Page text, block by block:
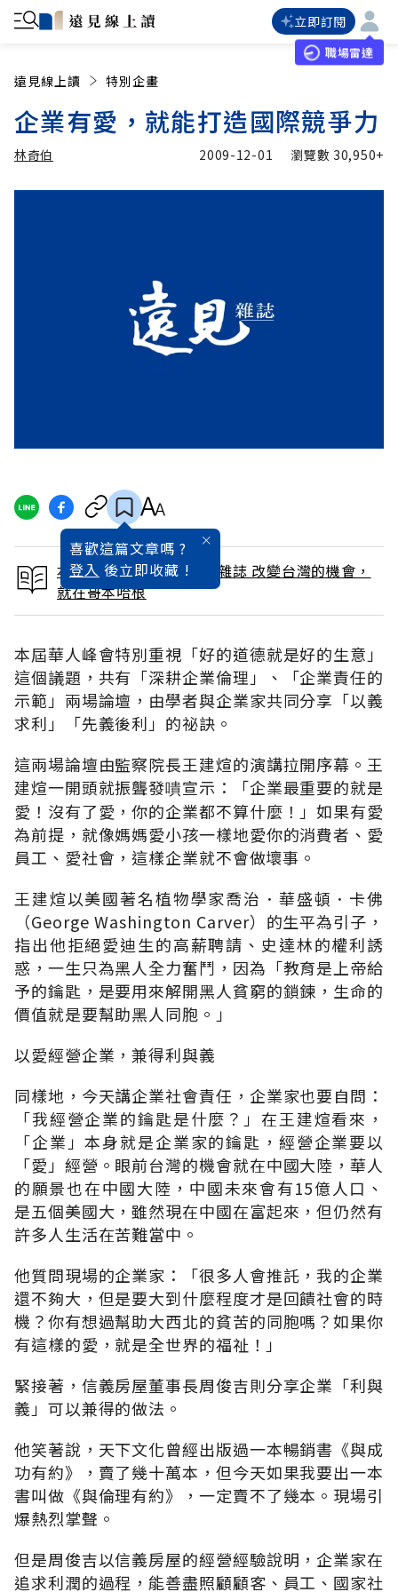
立即訂閱
職場雷達
遠見線上讀 特別企畫
企業有愛，就能打造國際競爭力
林奇伯 2009-12-01 瀏覽數 30,950+
喜歡這篇文章嗎 ?
登入 後立即收藏 !
本文出自 2009 / 12月號雜誌 改變台灣的機會，
就在哥本哈根
本屆華人峰會特別重視「好的道德就是好的生意」
這個議題，共有「深耕企業倫理」、「企業責任的
示範」兩場論壇，由學者與企業家共同分享「以義
求利」「先義後利」的祕訣。
這兩場論壇由監察院長王建煊的演講拉開序幕。王
建煊一開頭就振聾發嘳宣示：「企業最重要的就是
愛！沒有了愛，你的企業都不算什麼！」如果有愛
為前提，就像媽媽愛小孩一樣地愛你的消費者、愛
員工、愛社會，這樣企業就不會做壞事。
王建煊以美國著名植物學家喬治．華盛頓．卡佛
（George Washington Carver）的生平為引子，
指出他拒絕愛迪生的高薪聘請、史達林的權利誘
惑，一生只為黑人全力奮鬥，因為「教育是上帝給
予的鑰匙，是要用來解開黑人貧窮的鎖鍊，生命的
價值就是要幫助黑人同胞。」
以愛經營企業，兼得利與義
同樣地，今天講企業社會責任，企業家也要自問：
「我經營企業的鑰匙是什麼？」在王建煊看來，
「企業」本身就是企業家的鑰匙，經營企業要以
「愛」經營。眼前台灣的機會就在中國大陸，華人
的願景也在中國大陸，中國未來會有15億人口、
是五個美國大，雖然現在中國在富起來，但仍然有
許多人生活在苦難當中。
他質問現場的企業家：「很多人會推託，我的企業
還不夠大，但是要大到什麼程度才是回饋社會的時
機？你有想過幫助大西北的貧苦的同胞嗎？如果你
有這樣的愛，就是全世界的福祉！」
緊接著，信義房屋董事長周俊吉則分享企業「利與
義」可以兼得的做法。
他笑著說，天下文化曾經出版過一本暢銷書《與成
功有約》，賣了幾十萬本，但今天如果我要出一本
書叫做《與倫理有約》，一定賣不了幾本。現場引
爆熱烈掌聲。
但是周俊吉以信義房屋的經營經驗說明，企業家在
追求利潤的過程，能善盡照顧顧客、員工、國家社